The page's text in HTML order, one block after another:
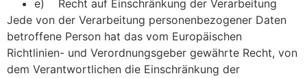
e) Recht auf Einschränkung der Verarbeitung
Jede von der Verarbeitung personenbezogener Daten
betroffene Person hat das vom Europäischen
Richtlinien- und Verordnungsgeber gewährte Recht, von
dem Verantwortlichen die Einschränkung der